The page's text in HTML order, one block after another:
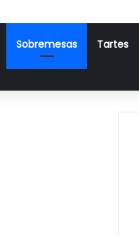
Sobremesas Tartes